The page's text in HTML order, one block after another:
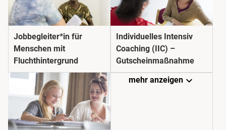
Jobbegleiter*in für
Menschen mit
Fluchthintergrund
Individuelles Intensiv
Coaching (IIC) –
Gutscheinmaßnahme
mehr anzeigenexpand_more